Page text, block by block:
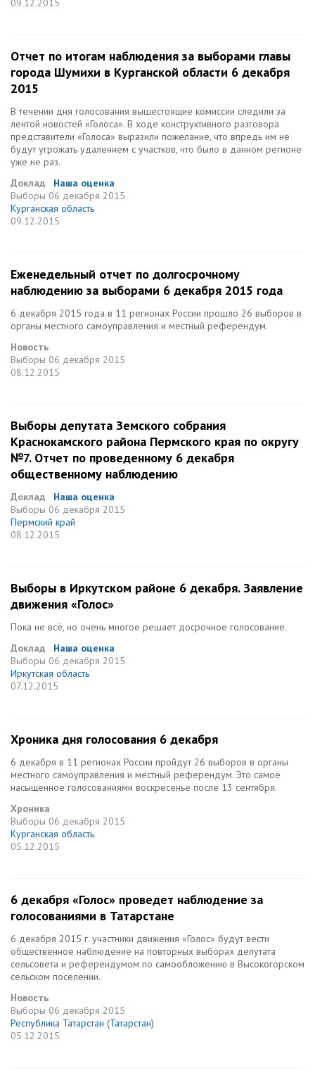
09.12.2015
Отчет по итогам наблюдения за выборами главы
города Шумихи в Курганской области 6 декабря
2015
В течении дня голосования вышестоящие комиссии следили за
лентой новостей «Голоса». В ходе конструктивного разговора
представители «Голоса» выразили пожелание, что впредь им не
будут угрожать удалением с участков, что было в данном регионе
уже не раз.
Доклад
Наша оценка
Выборы 06 декабря 2015
Курганская область
09.12.2015
Еженедельный отчет по долгосрочному
наблюдению за выборами 6 декабря 2015 года
6 декабря 2015 года в 11 регионах России прошло 26 выборов в
органы местного самоуправления и местный референдум.
Новость
Выборы 06 декабря 2015
08.12.2015
Выборы депутата Земского собрания
Краснокамского района Пермского края по округу
№7. Отчет по проведенному 6 декабря
общественному наблюдению
Доклад
Наша оценка
Выборы 06 декабря 2015
Пермский край
08.12.2015
Выборы в Иркутском районе 6 декабря. Заявление
движения «Голос»
Пока не всё, но очень многое решает досрочное голосование.
Доклад
Наша оценка
Выборы 06 декабря 2015
Иркутская область
07.12.2015
Хроника дня голосования 6 декабря
6 декабря в 11 регионах России пройдут 26 выборов в органы
местного самоуправления и местный референдум. Это самое
насыщенное голосованиями воскресенье после 13 сентября.
Хроника
Выборы 06 декабря 2015
Курганская область
05.12.2015
6 декабря «Голос» проведет наблюдение за
голосованиями в Татарстане
6 декабря 2015 г. участники движения «Голос» будут вести
общественное наблюдение на повторных выборах депутата
сельсовета и референдумом по самообложению в Высокогорском
сельском поселении.
Новость
Выборы 06 декабря 2015
Республика Татарстан (Татарстан)
05.12.2015